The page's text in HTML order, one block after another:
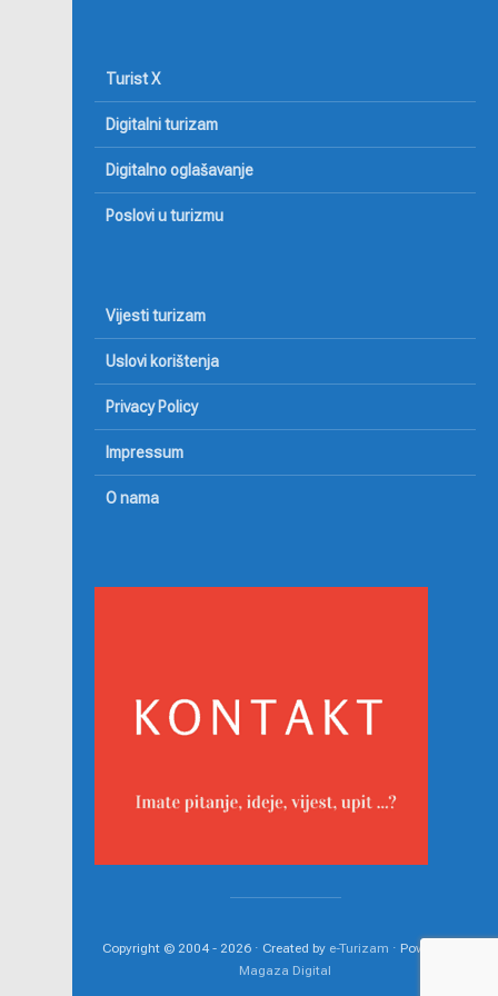
Turist X
Digitalni turizam
Digitalno oglašavanje
Poslovi u turizmu
Vijesti turizam
Uslovi korištenja
Privacy Policy
Impressum
O nama
Copyright © 2004 - 2026 · Created by e-Turizam · Powered by
Magaza Digital